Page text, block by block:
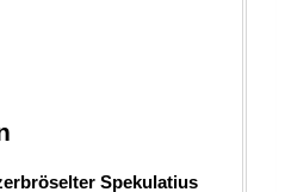
Spekulatius